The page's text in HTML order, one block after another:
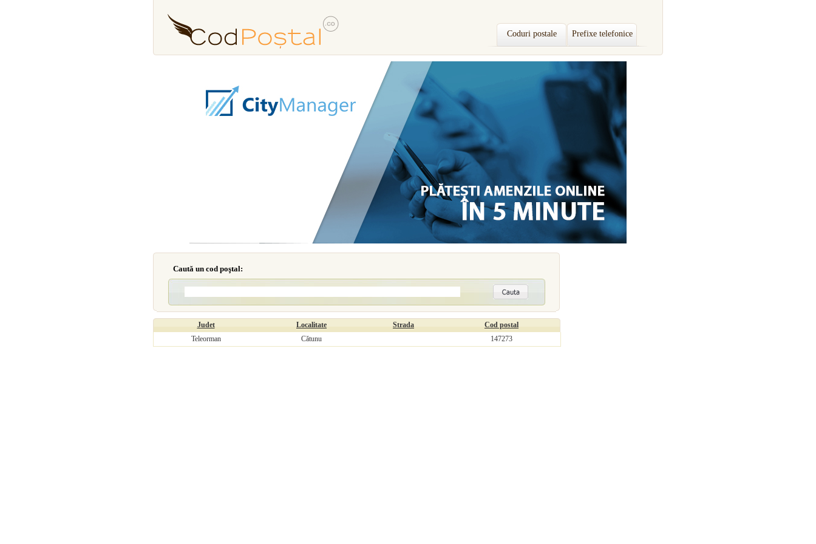
Coduri postale Prefixe telefonice
Caută un cod poştal:
Judet Localitate Strada
Cod postal
Teleorman
Cătunu 147273